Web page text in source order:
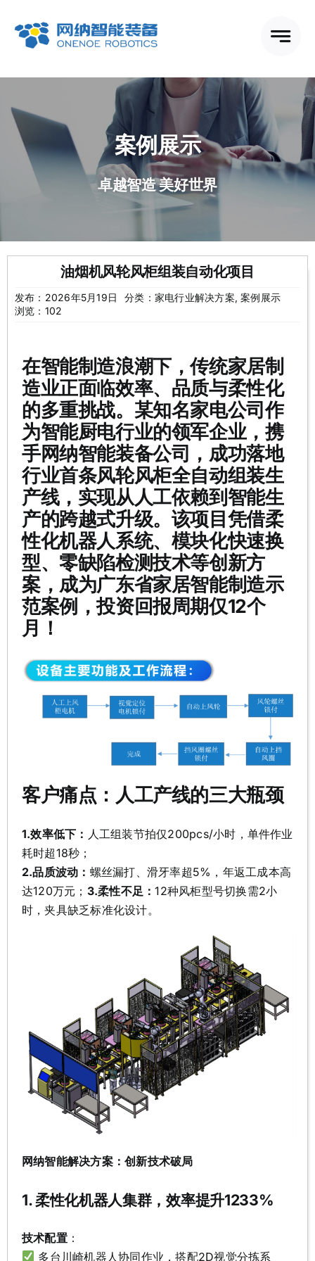
案例展示
卓越智造 美好世界
油烟机风轮风柜组装自动化项目
发布：2026年5月19日 分类： 家电行业解决方案,案例展示
浏览：102
在智能制造浪潮下，传统家居制
造业正面临效率、品质与柔性化
的多重挑战。某知名家电公司作
为智能厨电行业的领军企业，携
手网纳智能装备公司，成功落地
行业首条风轮风柜全自动组装生
产线，实现从人工依赖到智能生
产的跨越式升级。该项目凭借柔
性化机器人系统、模块化快速换
型、零缺陷检测技术等创新方
案，成为广东省家居智能制造示
范案例，投资回报周期仅12个
月！
客户痛点：人工产线的三大瓶颈
1.效率低下： 人工组装节拍仅200pcs/小时，单件作业
耗时超18秒；
2.品质波动： 螺丝漏打、滑牙率超5%，年返工成本高
达120万元； 3.柔性不足：12种风柜型号切换需2小
时，夹具缺乏标准化设计。
网纳智能解决方案：创新技术破局
1. 柔性化机器人集群，效率提升1233%
技术配置：
多台川崎机器人协同作业，搭配2D视觉分拣系